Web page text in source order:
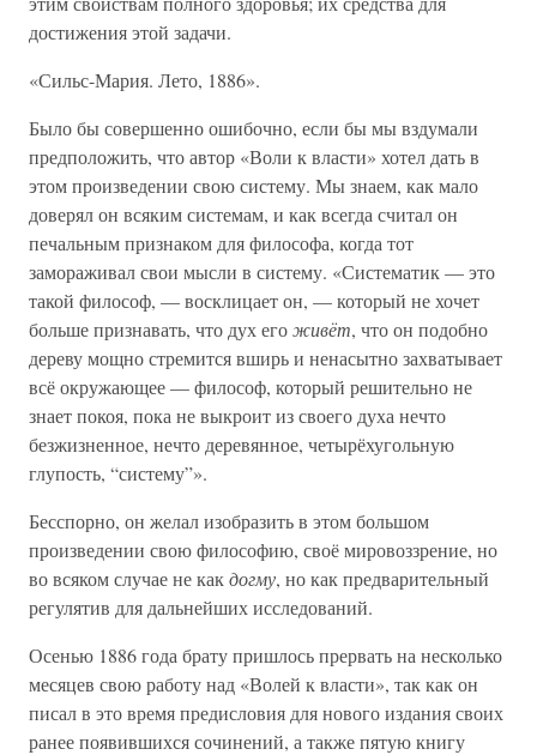
достижения этой задачи.
«Сильс-Мария. Лето, 1886».
Было бы совершенно ошибочно, если бы мы вздумали
предположить, что автор «Воли к власти» хотел дать в
этом произведении свою систему. Мы знаем, как мало
доверял он всяким системам, и как всегда считал он
печальным признаком для философа, когда тот
замораживал свои мысли в систему. «Систематик — это
такой философ, — восклицает он, — который не хочет
больше признавать, что дух егоживёт, что он подобно
дереву мощно стремится вширь и ненасытно захватывает
всё окружающее — философ, который решительно не
знает покоя, пока не выкроит из своего духа нечто
безжизненное, нечто деревянное, четырёхугольную
глупость, “систему”».
Бесспорно, он желал изобразить в этом большом
произведении свою философию, своё мировоззрение, но
во всяком случае не какдогму, но как предварительный
регулятив для дальнейших исследований.
Осенью 1886 года брату пришлось прервать на несколько
месяцев свою работу над «Волей к власти», так как он
писал в это время предисловия для нового издания своих
ранее появившихся сочинений, а также пятую книгу